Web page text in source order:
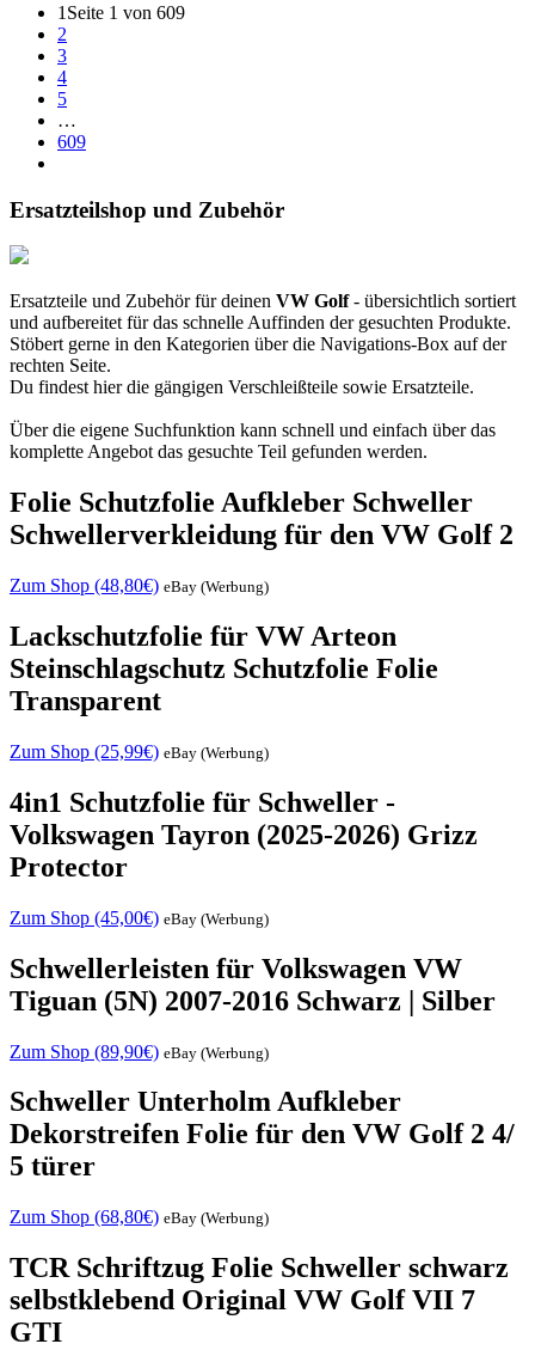
1 Seite 1 von 609
2
3
4
5
…
609
Ersatzteilshop und Zubehör
Ersatzteile und Zubehör für deinen VW Golf- übersichtlich sortiert
und aufbereitet für das schnelle Auffinden der gesuchten Produkte.
Stöbert gerne in den Kategorien über die Navigations-Box auf der
rechten Seite.
Du findest hier die gängigen Verschleißteile sowie Ersatzteile.
Über die eigene Suchfunktion kann schnell und einfach über das
komplette Angebot das gesuchte Teil gefunden werden.
Folie Schutzfolie Aufkleber Schweller
Schwellerverkleidung für den VW Golf 2
Zum Shop (48,80€) eBay (Werbung)
Lackschutzfolie für VW Arteon
Steinschlagschutz Schutzfolie Folie
Transparent
Zum Shop (25,99€) eBay (Werbung)
4in1 Schutzfolie für Schweller -
Volkswagen Tayron (2025-2026) Grizz
Protector
Zum Shop (45,00€) eBay (Werbung)
Schwellerleisten für Volkswagen VW
Tiguan (5N) 2007-2016 Schwarz | Silber
Zum Shop (89,90€) eBay (Werbung)
Schweller Unterholm Aufkleber
Dekorstreifen Folie für den VW Golf 2 4/
5 türer
Zum Shop (68,80€) eBay (Werbung)
TCR Schriftzug Folie Schweller schwarz
selbstklebend Original VW Golf VII 7
GTI